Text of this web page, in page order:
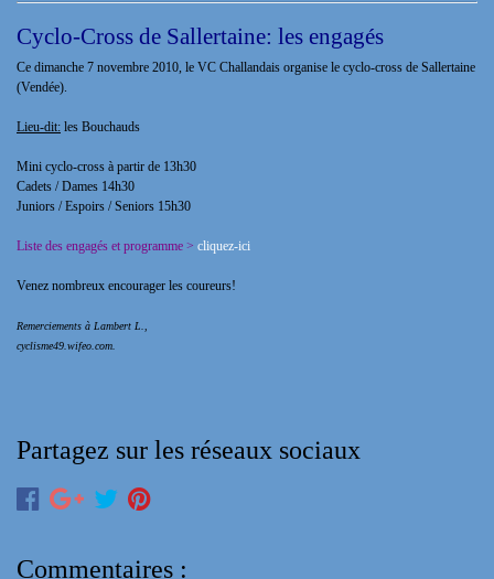
Cyclo-Cross de Sallertaine: les engagés
Ce dimanche 7 novembre 2010, le VC Challandais organise le cyclo-cross de Sallertaine
(Vendée).
Lieu-dit: les Bouchauds
Mini cyclo-cross à partir de 13h30
Cadets / Dames 14h30
Juniors / Espoirs / Seniors 15h30
Liste des engagés et programme > cliquez-ici
Venez nombreux encourager les coureurs!
Remerciements à Lambert L.,
cyclisme49.wifeo.com.
Partagez sur les réseaux sociaux
Commentaires :